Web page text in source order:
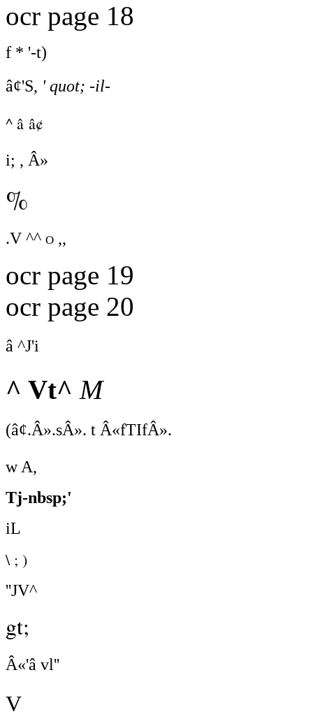
ocr page 18
f * '-t)
â¢'S, ' quot; -il-
^ â â¢
i; , Â»
%
.V ^^ o ,,
ocr page 19
ocr page 20
â ^J'i
^ Vt^ M
(â¢.Â».sÂ». t Â«fTIfÂ».
w A,
Tj-nbsp;'
iL
\ ; )
''JV^
gt;
Â«'â vl''
V